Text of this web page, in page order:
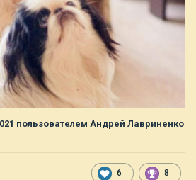
пользователем Андрей Лавриненко
6 8